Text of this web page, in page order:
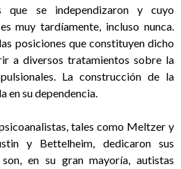
que se independizaron y cuyo
muy tardíamente, incluso nunca.
posiciones que constituyen dicho
a diversos tratamientos sobre la
La construcción de la
en su dependencia.
tales como Meltzer y
y Bettelheim, dedicaron sus
en su gran mayoría, autistas